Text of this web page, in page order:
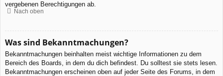
vergebenen Berechtigungen ab.
Nach oben
Was sind Bekanntmachungen?
Bekanntmachungen beinhalten meist wichtige Informationen zu dem
Bereich des Boards, in dem du dich befindest. Du solltest sie stets lesen.
Bekanntmachungen erscheinen oben auf jeder Seite des Forums, in dem